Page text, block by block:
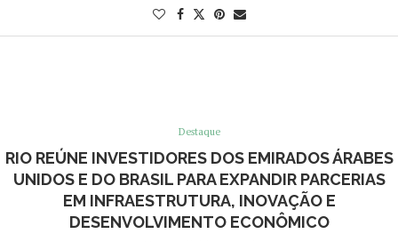
Destaque
RIO REÚNE INVESTIDORES DOS EMIRADOS ÁRABES
UNIDOS E DO BRASIL PARA EXPANDIR PARCERIAS
EM INFRAESTRUTURA, INOVAÇÃO E
DESENVOLVIMENTO ECONÔMICO